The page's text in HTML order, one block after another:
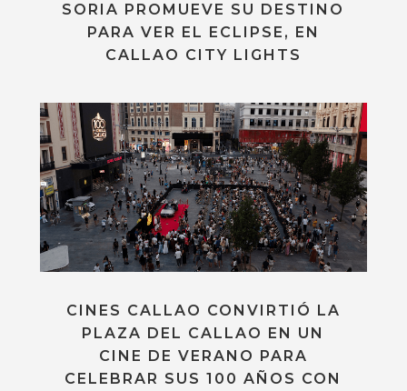
SORIA PROMUEVE SU DESTINO
PARA VER EL ECLIPSE, EN
CALLAO CITY LIGHTS
CINES CALLAO CONVIRTIÓ LA
PLAZA DEL CALLAO EN UN
CINE DE VERANO PARA
CELEBRAR SUS 100 AÑOS CON